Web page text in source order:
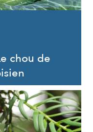
chou de